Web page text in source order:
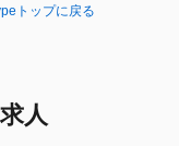
トップに戻る
人